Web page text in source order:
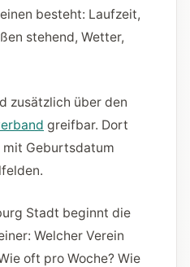
besteht: Laufzeit,
stehend, Wetter,
zusätzlich über den
greifbar. Dort
mit Geburtsdatum
Stadt beginnt die
Welcher Verein
oft pro Woche? Wie